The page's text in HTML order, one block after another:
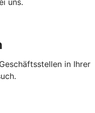
in Ihrer